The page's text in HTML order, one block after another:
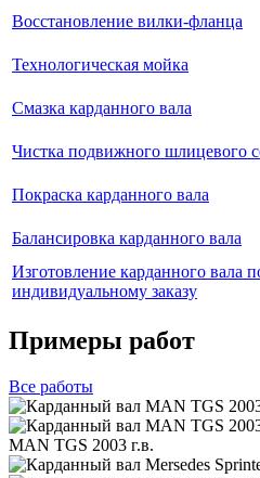
Восстановление вилки-фланца
Технологическая мойка
Смазка карданного вала
Чистка подвижного шлицевого
Покраска карданного вала
Балансировка карданного вала
Изготовление карданного вала
индивидуальному заказу
Примеры работ
Все работы
MAN TGS 2003 г.в.